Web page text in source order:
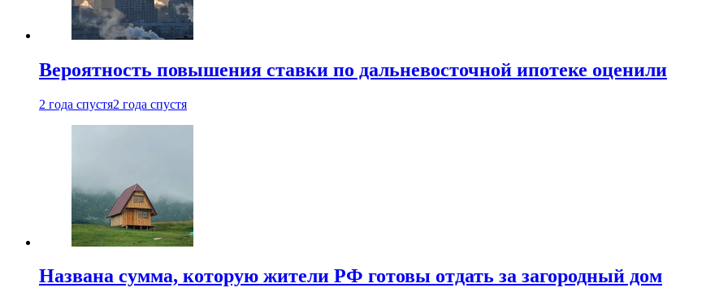
Вероятность повышения ставки по дальневосточной ипотеке оценили
2 года спустя2 года спустя
Названа сумма, которую жители РФ готовы отдать за загородный дом